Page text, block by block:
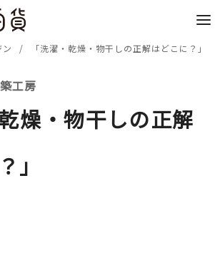
「洗濯・乾燥・物干しの正解はどこに？」
工房
燥・物干しの正解
」